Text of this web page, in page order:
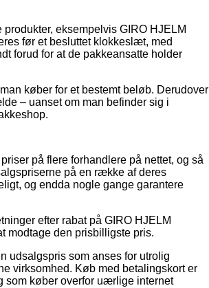
eksempelvis GIRO HJELM
før et besluttet klokkeslæt, med
forud for at de pakkeansatte holder
køber for et bestemt beløb. Derudover
– uanset om man befinder sig i
på flere forhandlere på nettet, og så
på en række af deres
og endda nogle gange garantere
efter rabat på GIRO HJELM
modtage den prisbilligste pris.
udsalgspris som anses for utrolig
virksomhed. Køb med betalingskort er
som køber overfor uærlige internet